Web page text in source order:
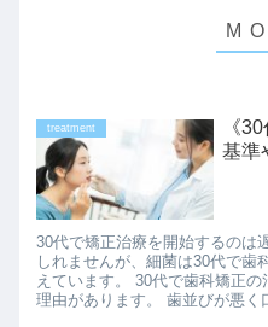
treatment
《
基準
30代で矯正治療を開始するのは
しれませんが、細菌は30代で歯
えています。 30代で歯科矯正
理由があります。 歯並びが悪